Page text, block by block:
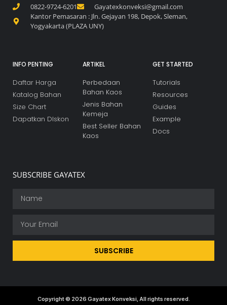
Kantor Pemasaran : Jln. Gejayan 198, Depok, Sleman,
Yogyakarta (PLAZA UNY)
Katalog Bahan
Size Chart
Dapatkan DIskon
Bahan Kaos
Jenis Bahan
Kemeja
Best Seller Bahan
Kaos
Resources
Guides
Example
Docs
SUBSCRIBE